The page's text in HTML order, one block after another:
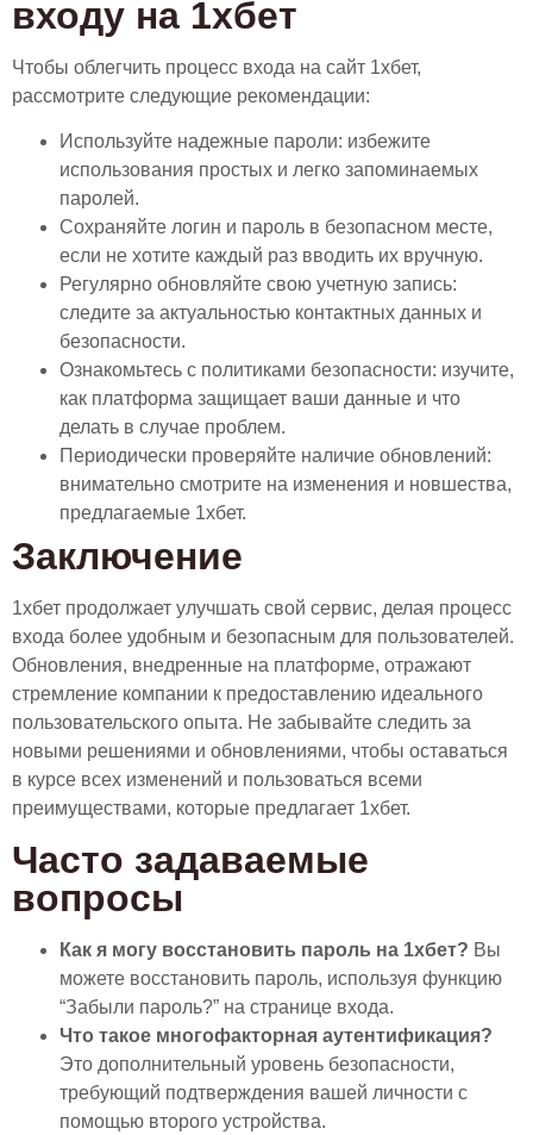
входу на 1хбет
Чтобы облегчить процесс входа на сайт 1хбет,
рассмотрите следующие рекомендации:
Используйте надежные пароли: избежите
использования простых и легко запоминаемых
паролей.
Сохраняйте логин и пароль в безопасном месте,
если не хотите каждый раз вводить их вручную.
Регулярно обновляйте свою учетную запись:
следите за актуальностью контактных данных и
безопасности.
Ознакомьтесь с политиками безопасности: изучите,
как платформа защищает ваши данные и что
делать в случае проблем.
Периодически проверяйте наличие обновлений:
внимательно смотрите на изменения и новшества,
предлагаемые 1хбет.
Заключение
1хбет продолжает улучшать свой сервис, делая процесс
входа более удобным и безопасным для пользователей.
Обновления, внедренные на платформе, отражают
стремление компании к предоставлению идеального
пользовательского опыта. Не забывайте следить за
новыми решениями и обновлениями, чтобы оставаться
в курсе всех изменений и пользоваться всеми
преимуществами, которые предлагает 1хбет.
Часто задаваемые
вопросы
Как я могу восстановить пароль на 1хбет? Вы
можете восстановить пароль, используя функцию
“Забыли пароль?” на странице входа.
Что такое многофакторная аутентификация?
Это дополнительный уровень безопасности,
требующий подтверждения вашей личности с
помощью второго устройства.